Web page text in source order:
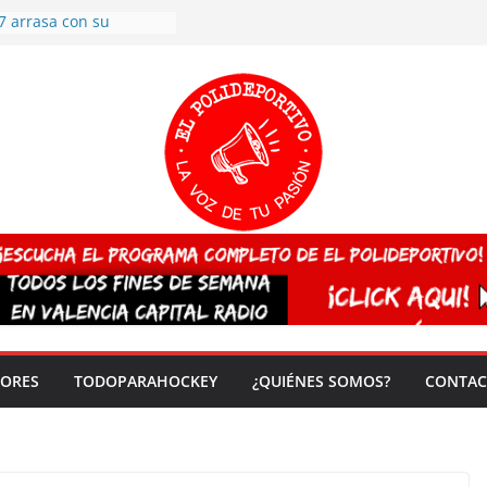
arrasa con su
España sub20
del mundo
vez!
TODOPARAHOCKEY ¿QUIÉNES SOMOS?